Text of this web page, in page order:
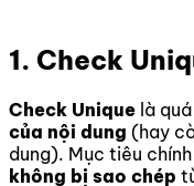
1. Check
Check Unique là
của nội dung (hay
dung). Mục tiêu
không bị sao chép